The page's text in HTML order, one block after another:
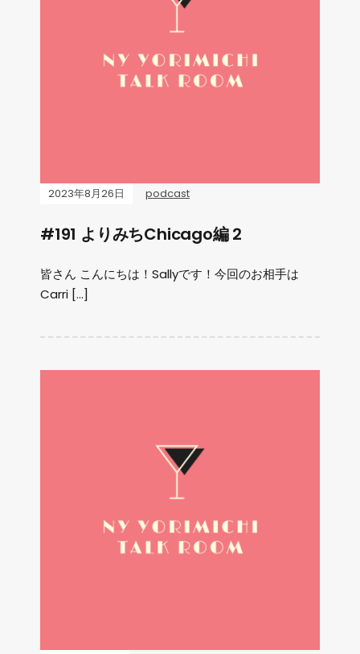
2023年8月26日 podcast
#191 よりみちChicago編 2
皆さん こんにちは！Sallyです！今回のお相手は
Carri […]